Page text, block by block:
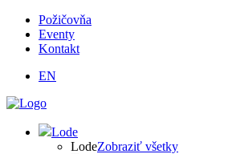
Požičovňa
Eventy
Kontakt
EN
Lode
LodeZobraziť všetky